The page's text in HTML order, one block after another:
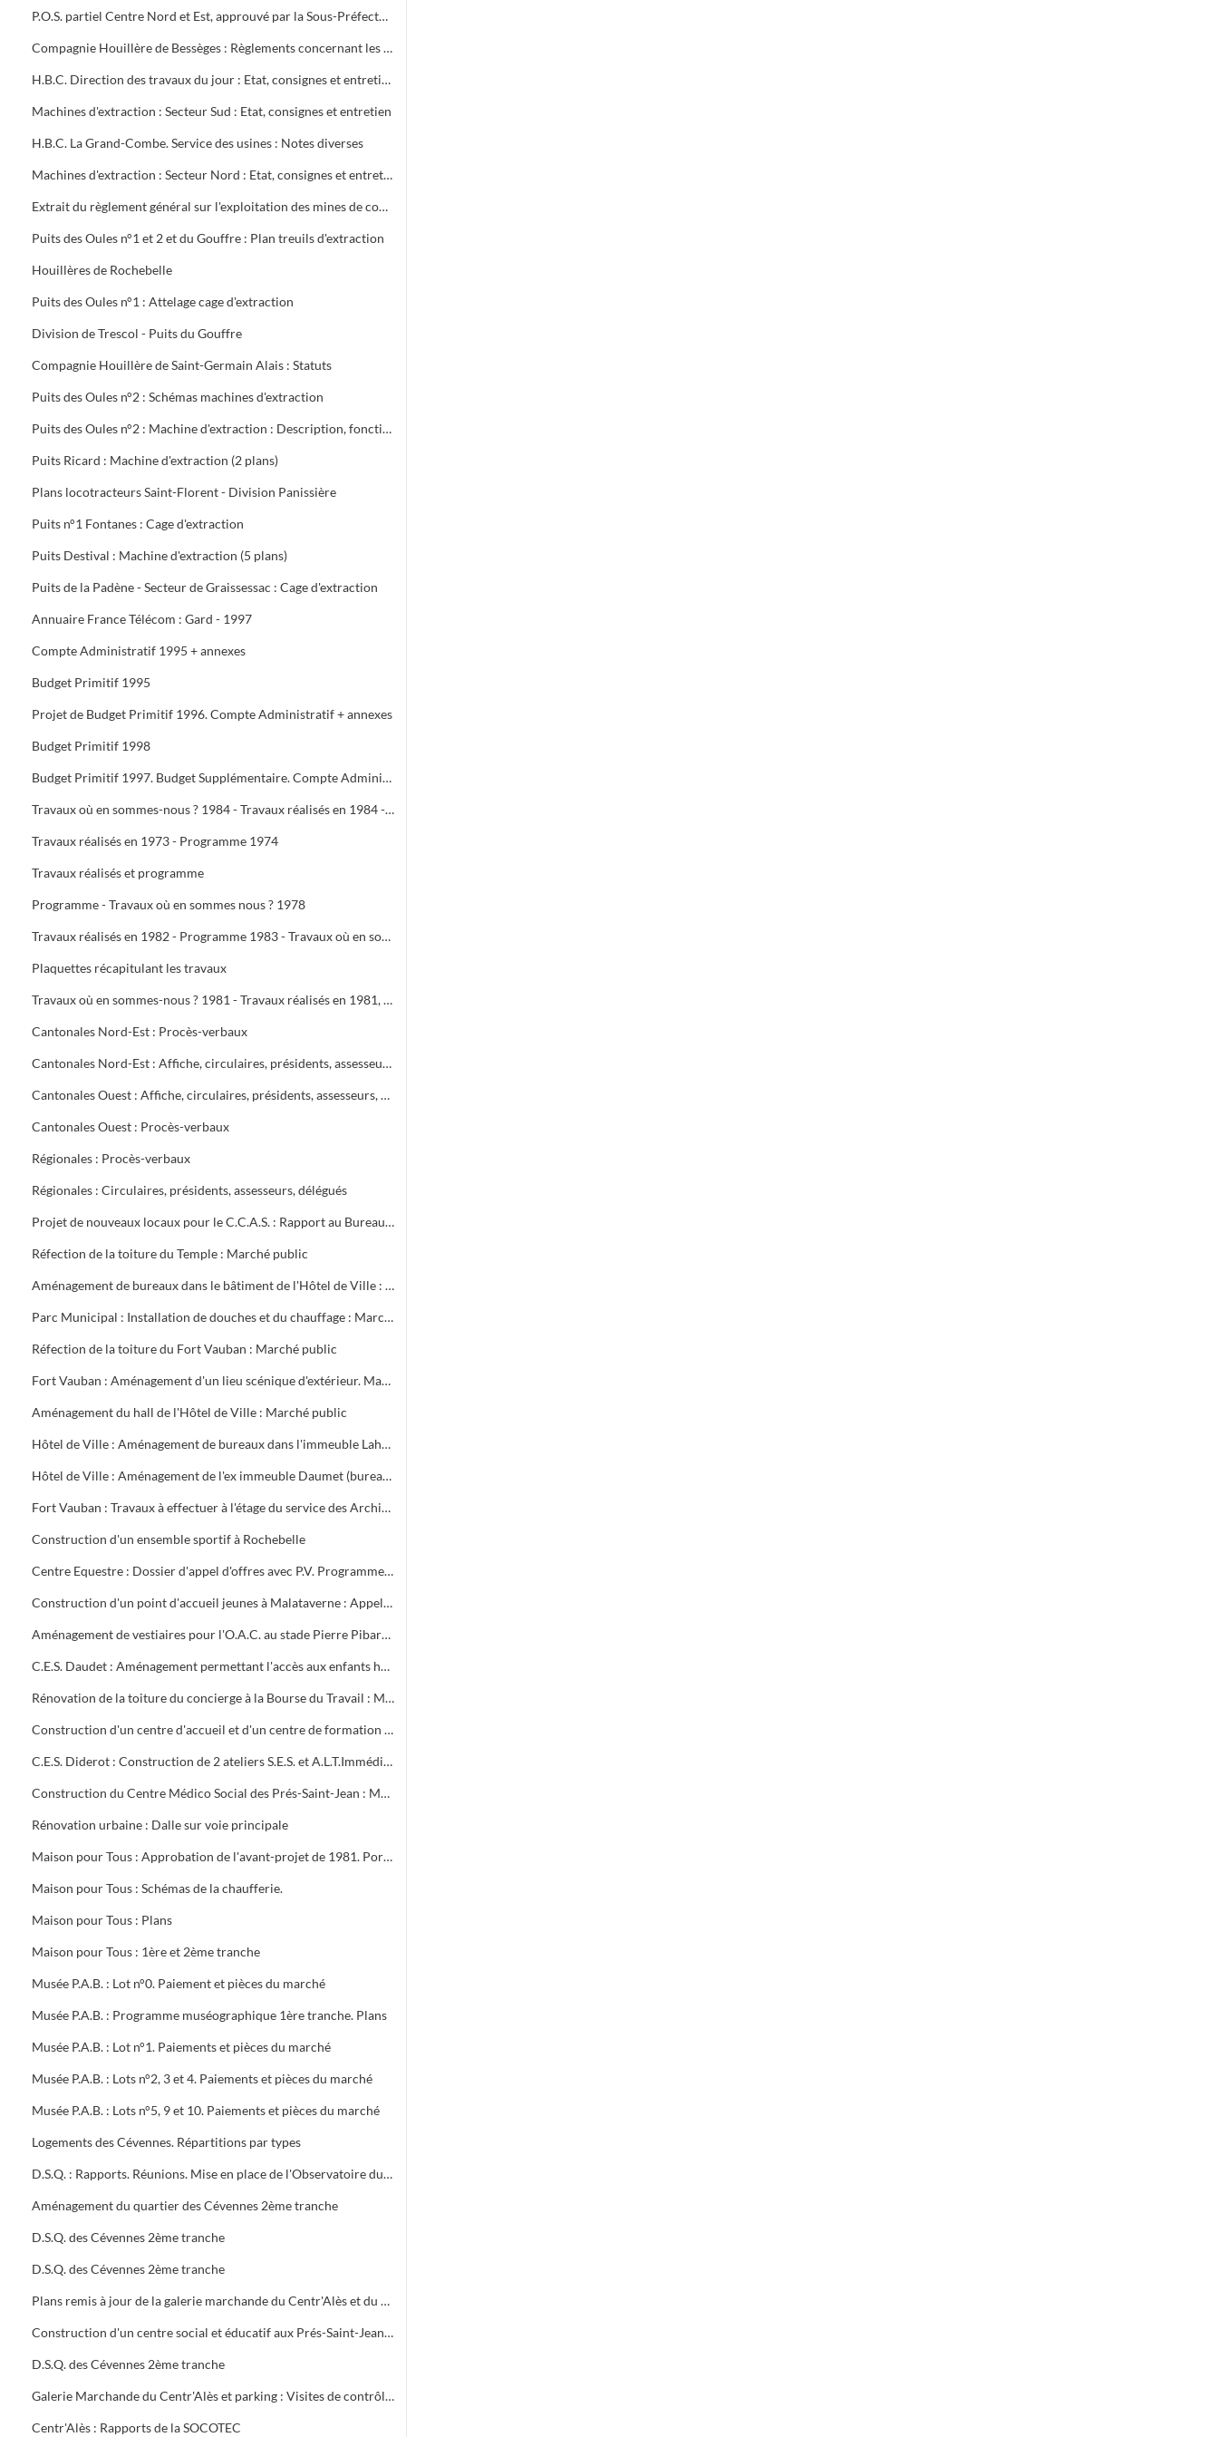
P.O.S. partiel Centre Nord et Est, approuvé par la Sous-Préfecture
Compagnie Houillère de Bessèges : Règlements concernant les ouvriers
H.B.C. Direction des travaux du jour : Etat, consignes et entretien des machines d'extraction
Machines d'extraction : Secteur Sud : Etat, consignes et entretien
H.B.C. La Grand-Combe. Service des usines : Notes diverses
Machines d'extraction : Secteur Nord : Etat, consignes et entretien
Extrait du règlement général sur l'exploitation des mines de combustibles : décret du 13 août 1911 modifié en mai 1931
Puits des Oules n°1 et 2 et du Gouffre : Plan treuils d'extraction
Houillères de Rochebelle
Puits des Oules n°1 : Attelage cage d'extraction
Division de Trescol - Puits du Gouffre
Compagnie Houillère de Saint-Germain Alais : Statuts
Puits des Oules n°2 : Schémas machines d'extraction
Puits des Oules n°2 : Machine d'extraction : Description, fonctionnement, conduite et entretien : 3 documents
Puits Ricard : Machine d'extraction (2 plans)
Plans locotracteurs Saint-Florent - Division Panissière
Puits n°1 Fontanes : Cage d'extraction
Puits Destival : Machine d'extraction (5 plans)
Puits de la Padène - Secteur de Graissessac : Cage d'extraction
Annuaire France Télécom : Gard - 1997
Compte Administratif 1995 + annexes
Budget Primitif 1995
Projet de Budget Primitif 1996. Compte Administratif + annexes
Budget Primitif 1998
Budget Primitif 1997. Budget Supplémentaire. Compte Administratif + annexes
Travaux où en sommes-nous ? 1984 - Travaux réalisés en 1984 - Programme 1985 - Travaux 1987
Travaux réalisés en 1973 - Programme 1974
Travaux réalisés et programme
Programme - Travaux où en sommes nous ? 1978
Travaux réalisés en 1982 - Programme 1983 - Travaux où en sommes-nous ? 1983 - Travaux réalisés en 1983 - Programme 1984
Plaquettes récapitulant les travaux
Travaux où en sommes-nous ? 1981 - Travaux réalisés en 1981, programme 1982 - Travaux où en sommes-nous ? 1982
Cantonales Nord-Est : Procès-verbaux
Cantonales Nord-Est : Affiche, circulaires, présidents, assesseurs, délégués
Cantonales Ouest : Affiche, circulaires, présidents, assesseurs, délégués
Cantonales Ouest : Procès-verbaux
Régionales : Procès-verbaux
Régionales : Circulaires, présidents, assesseurs, délégués
Projet de nouveaux locaux pour le C.C.A.S. : Rapport au Bureau Municipal
Réfection de la toiture du Temple : Marché public
Aménagement de bureaux dans le bâtiment de l'Hôtel de Ville : Marché public
Parc Municipal : Installation de douches et du chauffage : Marché public
Réfection de la toiture du Fort Vauban : Marché public
Fort Vauban : Aménagement d'un lieu scénique d'extérieur. Marché public
Aménagement du hall de l'Hôtel de Ville : Marché public
Hôtel de Ville : Aménagement de bureaux dans l'immeuble Lahondès (3 tranches) : Marché public
Hôtel de Ville : Aménagement de l'ex immeuble Daumet (bureaux du 2ème étage Informatique, cave escalier) : Marché public
Fort Vauban : Travaux à effectuer à l'étage du service des Archives. Liste du mobilier à acheter. Installation du Fonds Ancien de la Bibliothèque
Construction d'un ensemble sportif à Rochebelle
Centre Equestre : Dossier d'appel d'offres avec P.V. Programme du concours. Réunions de chantier
Construction d'un point d'accueil jeunes à Malataverne : Appel d'offres
Aménagement de vestiaires pour l'O.A.C. au stade Pierre Pibarot : Estimatif
C.E.S. Daudet : Aménagement permettant l'accès aux enfants handicapés. Projet et marché public
Rénovation de la toiture du concierge à la Bourse du Travail : Marché public
Construction d'un centre d'accueil et d'un centre de formation pour l'O.A.C. Programme
C.E.S. Diderot : Construction de 2 ateliers S.E.S. et A.L.T.Immédiate. Marché public
Construction du Centre Médico Social des Prés-Saint-Jean : Marché public
Rénovation urbaine : Dalle sur voie principale
Maison pour Tous : Approbation de l'avant-projet de 1981. Portrait de Louis Aragon " un éternel printemps ". Calque de l'aménagement intérieur
Maison pour Tous : Schémas de la chaufferie.
Maison pour Tous : Plans
Maison pour Tous : 1ère et 2ème tranche
Musée P.A.B. : Lot n°0. Paiement et pièces du marché
Musée P.A.B. : Programme muséographique 1ère tranche. Plans
Musée P.A.B. : Lot n°1. Paiements et pièces du marché
Musée P.A.B. : Lots n°2, 3 et 4. Paiements et pièces du marché
Musée P.A.B. : Lots n°5, 9 et 10. Paiements et pièces du marché
Logements des Cévennes. Répartitions par types
D.S.Q. : Rapports. Réunions. Mise en place de l'Observatoire du logement du plan local de l'habitat
Aménagement du quartier des Cévennes 2ème tranche
D.S.Q. des Cévennes 2ème tranche
D.S.Q. des Cévennes 2ème tranche
Plans remis à jour de la galerie marchande du Centr'Alès et du parking
Construction d'un centre social et éducatif aux Prés-Saint-Jean Maison du Moulinet : Marché public (2ème tranche)
D.S.Q. des Cévennes 2ème tranche
Galerie Marchande du Centr'Alès et parking : Visites de contrôle de la commission de sécurité
Centr'Alès : Rapports de la SOCOTEC